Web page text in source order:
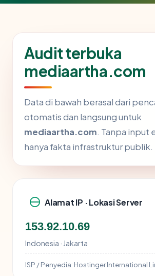
Audit terbuka
mediaartha.com
Data di bawah berasal dari
otomatis dan langsung untuk
mediaartha.com. Tanpa input
hanya fakta infrastruktur publik.
Alamat IP · Lokasi Server
153.92.10.69
Indonesia · Jakarta
ISP / Penyedia: Hostinger International